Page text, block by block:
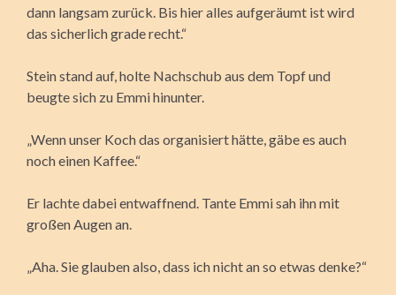
dann langsam zurück. Bis hier alles aufgeräumt ist wird
das sicherlich grade recht.“
Stein stand auf, holte Nachschub aus dem Topf und
beugte sich zu Emmi hinunter.
„Wenn unser Koch das organisiert hätte, gäbe es auch
noch einen Kaffee.“
Er lachte dabei entwaffnend. Tante Emmi sah ihn mit
großen Augen an.
„Aha. Sie glauben also, dass ich nicht an so etwas denke?“